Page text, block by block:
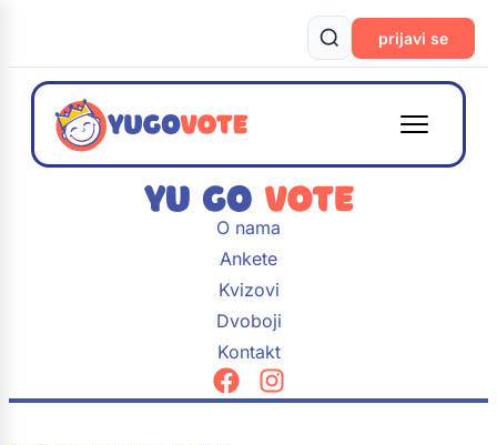
prijavi se
O nama
Ankete
Kvizovi
Dvoboji
Kontakt